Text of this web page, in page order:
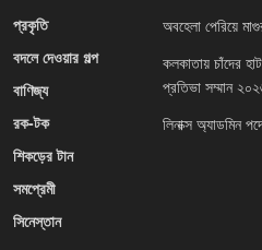
প্রকৃতি
বদলে দেওয়ার গল্প
বাণিজ্য
রক-টক
শিকড়ের টান
সমপ্রেমী
সিনেস্তান
অবহেলা পেরিয়ে
কলকাতায় চাঁদের
প্রতিভা সম্মান
লিনাক্স অ্যাডমিন